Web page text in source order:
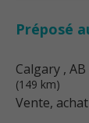
Préposé
Calgary , AB
(149 km)
Vente,